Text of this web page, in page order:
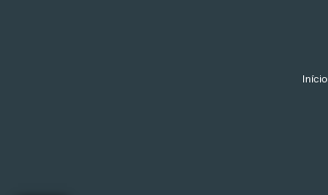
Início